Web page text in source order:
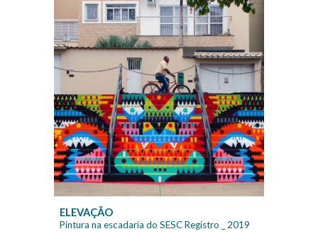
ELEVAÇÃO
Pintura na escadaria do SESC Registro _ 2019